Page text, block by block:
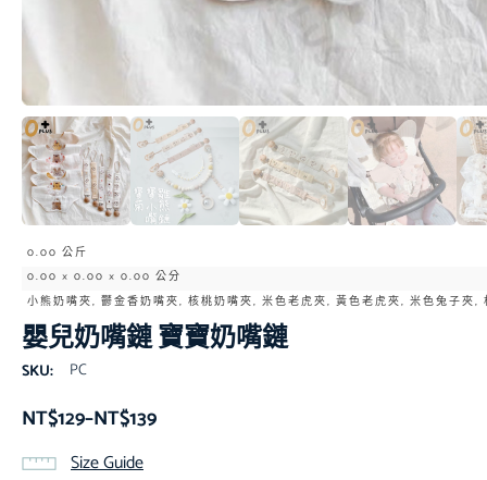
0.00 公斤
0.00 × 0.00 × 0.00 公分
小熊奶嘴夾, 鬱金香奶嘴夾, 核桃奶嘴夾, 米色老虎夾, 黃色老虎夾, 米色兔子夾
嬰兒奶嘴鏈 寶寶奶嘴鏈
SKU: PC
NT$129–NT$139
Size Guide